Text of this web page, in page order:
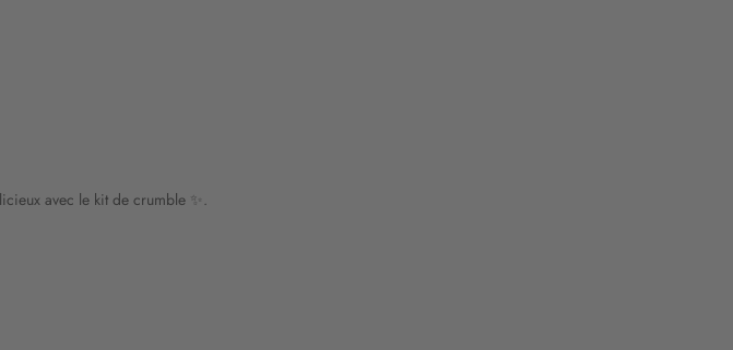
avec le kit de crumble ✨.